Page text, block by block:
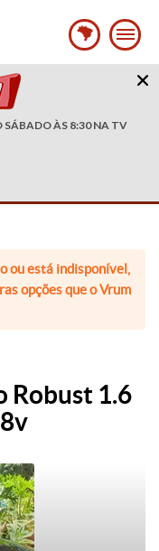
SÁBADO ÀS 8:30 NA TV
ou está indisponível,
opções que o Vrum
Robust 1.6